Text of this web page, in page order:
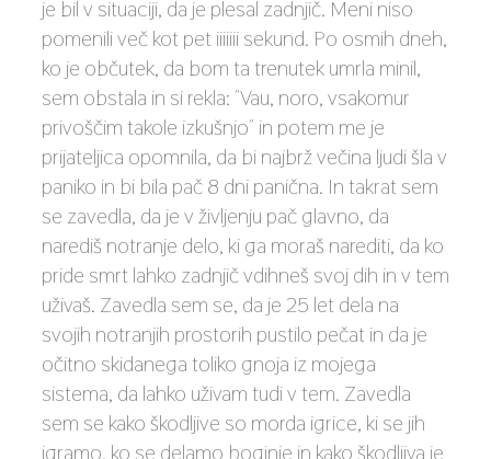
je bil v situaciji, da je plesal zadnjič. Meni niso
pomenili več kot pet iiiiiii sekund. Po osmih dneh,
ko je občutek, da bom ta trenutek umrla minil,
sem obstala in si rekla: ˝Vau, noro, vsakomur
privoščim takole izkušnjo˝ in potem me je
prijateljica opomnila, da bi najbrž večina ljudi šla v
paniko in bi bila pač 8 dni panična. In takrat sem
se zavedla, da je v življenju pač glavno, da
narediš notranje delo, ki ga moraš narediti, da ko
pride smrt lahko zadnjič vdihneš svoj dih in v tem
uživaš. Zavedla sem se, da je 25 let dela na
svojih notranjih prostorih pustilo pečat in da je
očitno skidanega toliko gnoja iz mojega
sistema, da lahko uživam tudi v tem. Zavedla
sem se kako škodljive so morda igrice, ki se jih
igramo, ko se delamo boginje in kako škodljiva je